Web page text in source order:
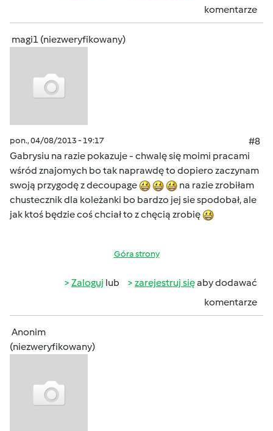
komentarze
magi1 (niezweryfikowany)
pon., 04/08/2013 - 19:17
#8
Gabrysiu na razie pokazuje - chwalę się moimi pracami
wśród znajomych bo tak naprawdę to dopiero zaczynam
swoją przygodę z decoupage
na razie zrobiłam
chustecznik dla koleżanki bo bardzo jej sie spodobał, ale
jak ktoś będzie coś chciał to z chęcią zrobię
Góra strony
Zaloguj lub zarejestruj sięaby dodawać
komentarze
Anonim
(niezweryfikowany)